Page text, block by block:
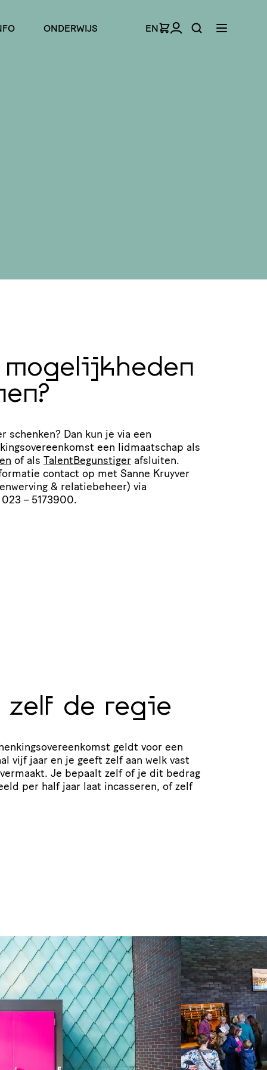
ONDERWIJS EN
schenken? Dan kun je via een
een lidmaat­schap als
of als Talent­Be­gun­stiger afsluiten.
contact op met Sanne Kruyver
& rela­tie­be­heer) via
– 5173900.
zelf de regie
geldt voor een
vijf jaar en je geeft zelf aan welk vast
Je bepaalt zelf of je dit bedrag
per half jaar laat incasseren, of zelf